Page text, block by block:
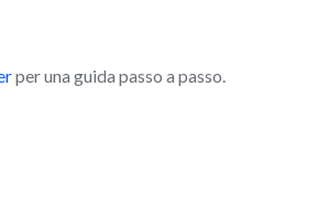
per una guida passo a passo.